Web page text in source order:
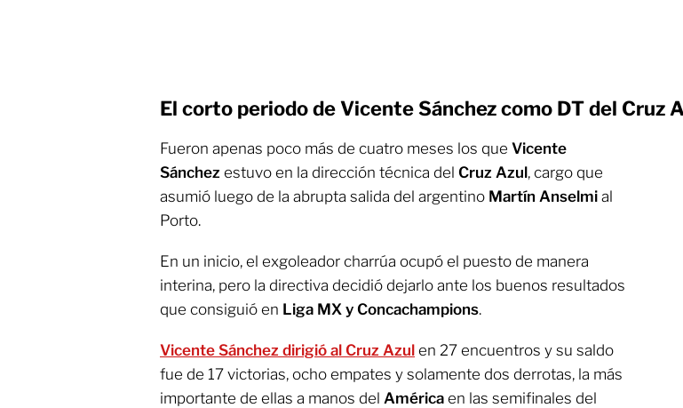
El corto periodo de Vicente Sánchez como DT del Cruz
Fueron apenas poco más de cuatro meses los que Vicente
Sánchez estuvo en la dirección técnica del Cruz Azul, cargo que
asumió luego de la abrupta salida del argentino Martín Anselmi al
Porto.
En un inicio, el exgoleador charrúa ocupó el puesto de manera
interina, pero la directiva decidió dejarlo ante los buenos resultados
que consiguió en Liga MX y Concachampions.
Vicente Sánchez dirigió al Cruz Azul en 27 encuentros y su saldo
fue de 17 victorias, ocho empates y solamente dos derrotas, la más
importante de ellas a manos del América en las semifinales del